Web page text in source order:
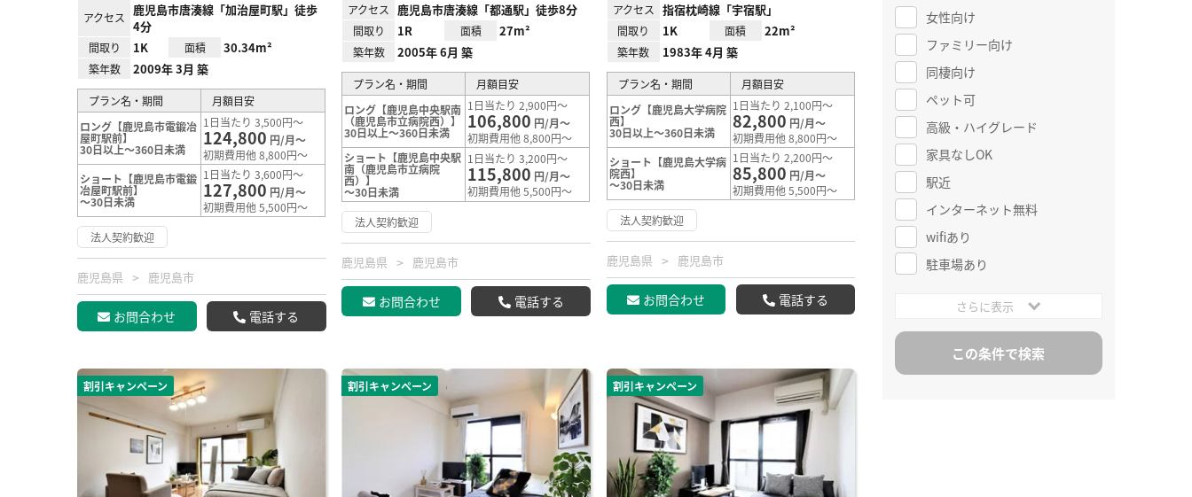
アクセス
鹿児島市唐湊線「加治屋町駅」徒歩
4分
間取り 1K 面積 30.34m²
築年数 2009年 3月 築
プラン名・期間
月額目安
ロング【鹿児島市電鍛冶
屋町駅前】
30日以上～360日未満
1日当たり 3,500円～
124,800 円/月～
初期費用他 8,800円～
ショート【鹿児島市電鍛
冶屋町駅前】
～30日未満
1日当たり 3,600円～
127,800 円/月～
初期費用他 5,500円～
法人契約歓迎
鹿児島県 鹿児島市
お問合わせ 電話する
アクセス 鹿児島市唐湊線「都通駅」徒歩8分
間取り 1R 面積 27m²
築年数 2005年 6月 築
プラン名・期間
月額目安
ロング【鹿児島中央駅南
（鹿児島市立病院西）】
30日以上～360日未満
1日当たり 2,900円～
106,800 円/月～
初期費用他 8,800円～
ショート【鹿児島中央駅
南（鹿児島市立病院
西）】
～30日未満
1日当たり 3,200円～
115,800 円/月～
初期費用他 5,500円～
法人契約歓迎
鹿児島県 鹿児島市
お問合わせ 電話する
アクセス 指宿枕崎線「宇宿駅」
間取り 1K 面積 22m²
築年数 1983年 4月 築
プラン名・期間
月額目安
ロング【鹿児島大学病院
西】
30日以上～360日未満
1日当たり 2,100円～
82,800 円/月～
初期費用他 8,800円～
ショート【鹿児島大学病
院西】
～30日未満
1日当たり 2,200円～
85,800 円/月～
初期費用他 5,500円～
法人契約歓迎
鹿児島県 鹿児島市
お問合わせ 電話する
割引キャンペーン 割引キャンペーン 割引キャンペーン
女性向け
ファミリー向け
同棲向け
ペット可
高級・ハイグレード
家具なしOK
駅近
インターネット無料
wifiあり
駐車場あり
さらに表示